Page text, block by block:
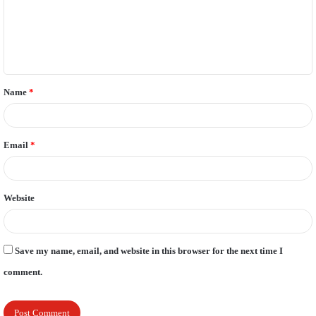
t
*
Name *
Email *
Website
Save my name, email, and website in this browser for the next time I
comment.